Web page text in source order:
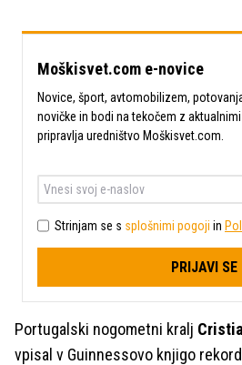
Moškisvet.com e-novice
Novice, šport, avtomobilizem,
novičke in bodi na tekočem z
pripravlja uredništvo Moškisvet.com.
Strinjam se s splošnimi pogoji in
PRIJAVI SE
Portugalski nogometni kralj
vpisal v Guinnessovo knjigo